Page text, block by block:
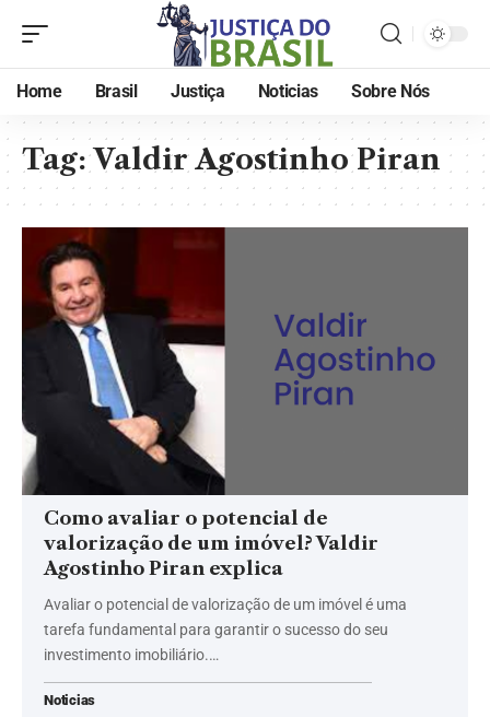
Home Brasil Justiça Noticias Sobre Nós
Tag:Valdir Agostinho Piran
Como avaliar o potencial de
valorização de um imóvel? Valdir
Agostinho Piran explica
Avaliar o potencial de valorização de um imóvel é uma
tarefa fundamental para garantir o sucesso do seu
investimento imobiliário.…
Noticias